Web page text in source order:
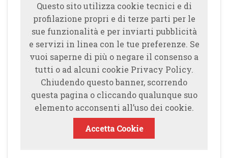
Questo sito utilizza cookie tecnici e di
profilazione propri e di terze parti per le
sue funzionalità e per inviarti pubblicità
e servizi in linea con le tue preferenze. Se
vuoi saperne di più o negare il consenso a
tutti o ad alcuni cookie Privacy Policy.
Chiudendo questo banner, scorrendo
questa pagina o cliccando qualunque suo
elemento acconsenti all’uso dei cookie.
Accetta Cookie